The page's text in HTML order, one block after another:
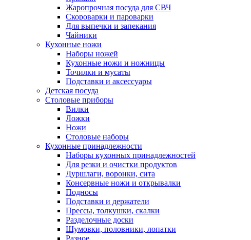
Жаропрочная посуда для СВЧ
Скороварки и пароварки
Для выпечки и запекания
Чайники
Кухонные ножи
Наборы ножей
Кухонные ножи и ножницы
Точилки и мусаты
Подставки и аксессуары
Детская посуда
Столовые приборы
Вилки
Ложки
Ножи
Столовые наборы
Кухонные принадлежности
Наборы кухонных принадлежностей
Для резки и очистки продуктов
Дуршлаги, воронки, сита
Консервные ножи и открывалки
Подносы
Подставки и держатели
Прессы, толкушки, скалки
Разделочные доски
Шумовки, половники, лопатки
Разное